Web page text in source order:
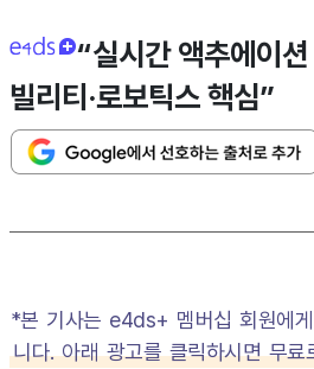
“실시간 액추에이
빌리티·로보틱스 핵심”
*본 기사는 e4ds+ 멤버십 회원에
니다. 아래 광고를 클릭하시면 무